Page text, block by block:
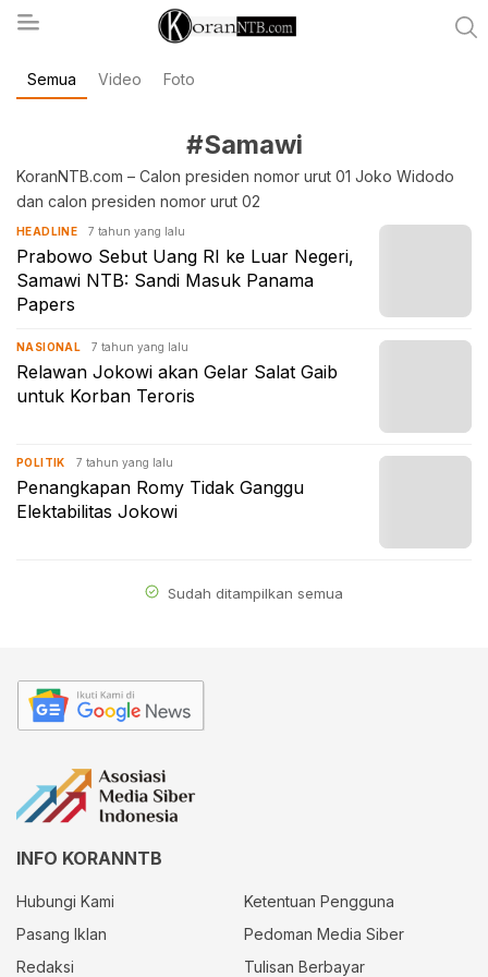
koranntb.com
Semua Video Foto
#Samawi
KoranNTB.com – Calon presiden nomor urut 01 Joko Widodo
dan calon presiden nomor urut 02
HEADLINE 7 tahun yang lalu
Prabowo Sebut Uang RI ke Luar Negeri,
Samawi NTB: Sandi Masuk Panama
Papers
NASIONAL 7 tahun yang lalu
Relawan Jokowi akan Gelar Salat Gaib
untuk Korban Teroris
POLITIK 7 tahun yang lalu
Penangkapan Romy Tidak Ganggu
Elektabilitas Jokowi
Sudah ditampilkan semua
INFO KORANNTB
Hubungi Kami
Ketentuan Pengguna
Pasang Iklan
Pedoman Media Siber
Redaksi
Tulisan Berbayar